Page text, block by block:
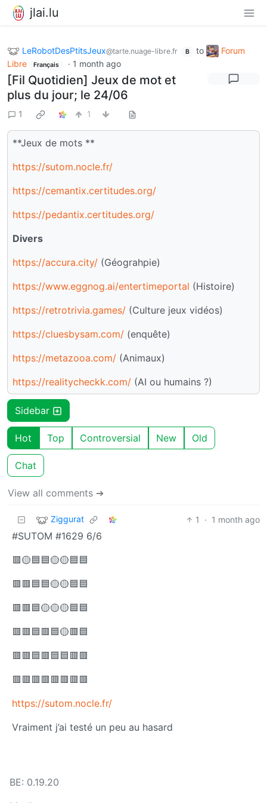
jlai.lu
LeRobotDesPtitsJeux@tarte.nuage-libre.fr B to
Forum
Libre
Français · 1 month ago
[Fil Quotidien] Jeux de mot et
plus du jour; le 24/06
1 1
**Jeux de mots **
https://sutom.nocle.fr/
https://cemantix.certitudes.org/
https://pedantix.certitudes.org/
Divers
https://accura.city/ (Géograhpie)
https://www.eggnog.ai/entertimeportal (Histoire)
https://retrotrivia.games/ (Culture jeux vidéos)
https://cluesbysam.com/ (enquête)
https://metazooa.com/ (Animaux)
https://realitycheckk.com/ (AI ou humains ?)
Sidebar
Hot Top Controversial New Old
Chat
View all comments ➔
Ziggurat 1 · 1 month ago
#SUTOM #1629 6/6
🟥🟡🟦🟦🟡🟡🟦🟦
🟥🟥🟦🟦🟡🟡🟦🟦
🟥🟥🟦🟡🟡🟡🟦🟦
🟥🟥🟦🟥🟦🟡🟥🟦
🟥🟥🟦🟥🟦🟦🟥🟥
🟥🟥🟥🟥🟥🟥🟥🟥
https://sutom.nocle.fr/
Vraiment j’ai testé un peu au hasard
BE: 0.19.20